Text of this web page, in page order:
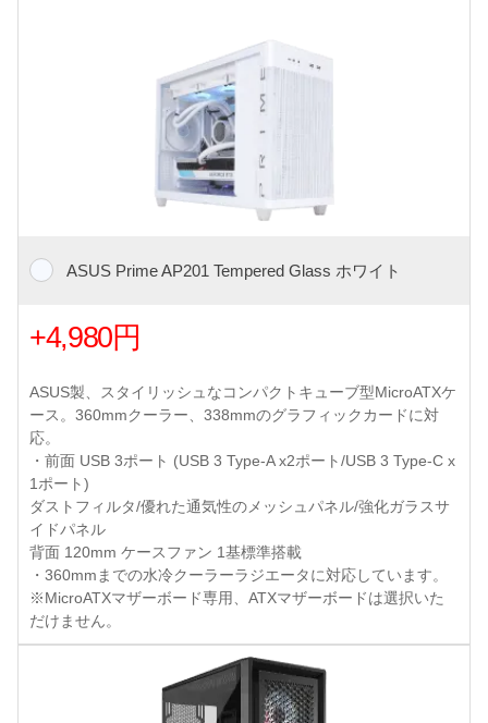
ASUS Prime AP201 Tempered Glass ホワイト
+4,980円
ASUS製、スタイリッシュなコンパクトキューブ型MicroATXケ
ース。360mmクーラー、338mmのグラフィックカードに対
応。
・前面 USB 3ポート (USB 3 Type-A x2ポート/USB 3 Type-C x
1ポート)
ダストフィルタ/優れた通気性のメッシュパネル/強化ガラスサ
イドパネル
背面 120mm ケースファン 1基標準搭載
・360mmまでの水冷クーラーラジエータに対応しています。
※MicroATXマザーボード専用、ATXマザーボードは選択いた
だけません。